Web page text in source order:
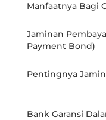
Manfaatnya Bagi
Jaminan
Payment Bond)
Pentingnya
Bank Garansi